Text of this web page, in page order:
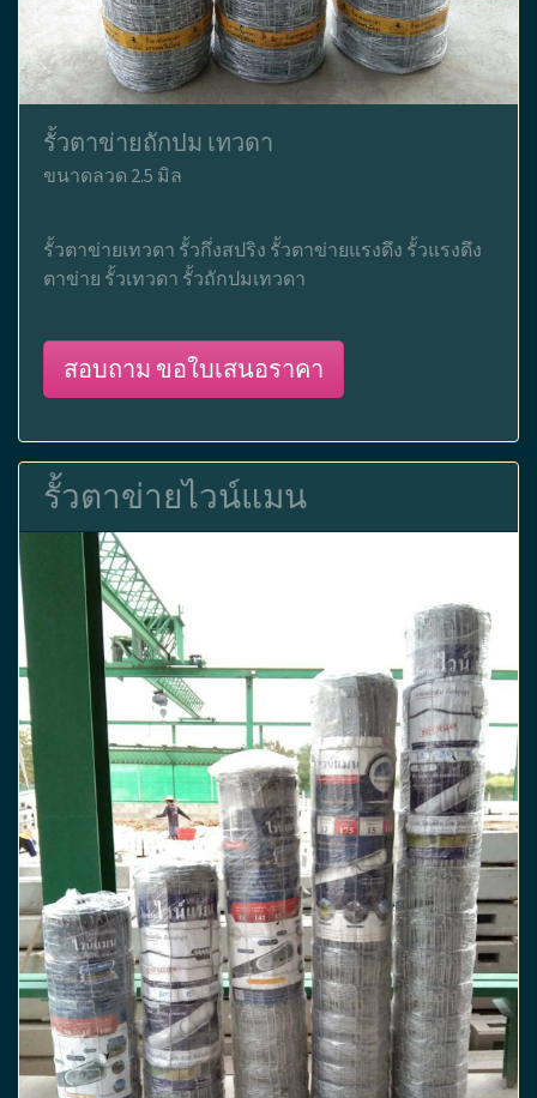
รั้วตาข่ายถักปม เทวดา
ขนาดลวด 2.5 มิล
รั้วตาข่ายเทวดา รั้วกึ่งสปริง รั้วตาข่ายแรงดึง รั้วแรงดึง
ตาข่าย รั้วเทวดา รั้วถักปมเทวดา
สอบถาม ขอใบเสนอราคา
รั้วตาข่ายไวน์แมน